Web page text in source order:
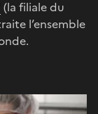
(la filiale du
l’ensemble